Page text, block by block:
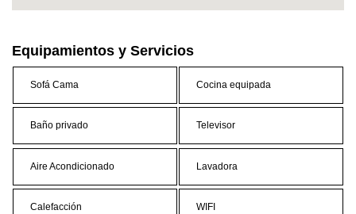
Equipamientos y Servicios
Sofá Cama Cocina equipada
Baño privado Televisor
Aire Acondicionado Lavadora
Calefacción WIFI